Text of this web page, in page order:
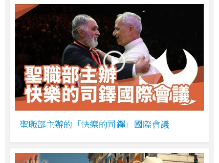
聖職部主辦的「快樂的司鐸」國際會議